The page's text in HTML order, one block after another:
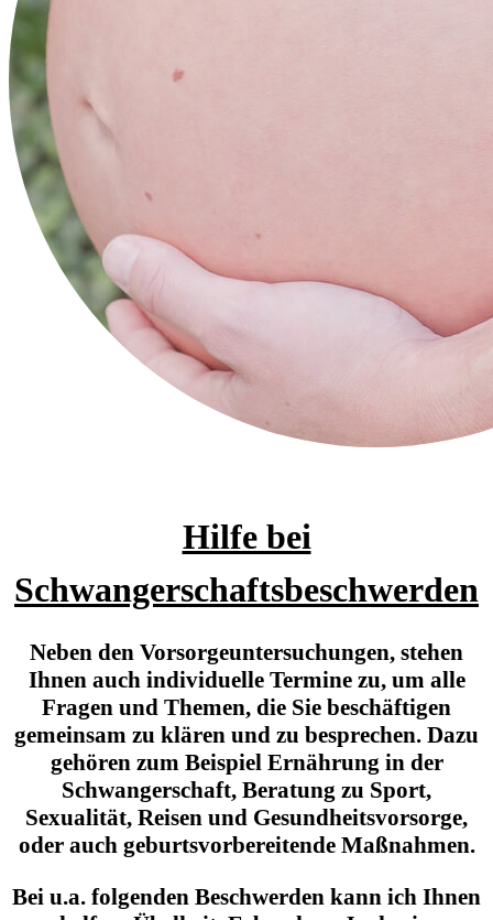
Hilfe bei
Schwangerschaftsbeschwerden
Neben den Vorsorgeuntersuchungen, stehen
Ihnen auch individuelle Termine zu, um alle
Fragen und Themen, die Sie beschäftigen
gemeinsam zu klären und zu besprechen. Dazu
gehören zum Beispiel Ernährung in der
Schwangerschaft, Beratung zu Sport,
Sexualität, Reisen und Gesundheitsvorsorge,
oder auch geburtsvorbereitende Maßnahmen.
Bei u.a. folgenden Beschwerden kann ich Ihnen